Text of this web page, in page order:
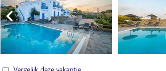
Vergelijk deze vakantie